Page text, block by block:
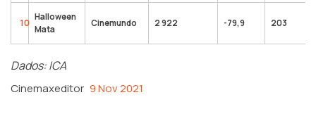
10
Halloween
Mata
Cinemundo 2 922 -79,9 203
Dados: ICA
Cinemaxeditor 9 Nov 2021